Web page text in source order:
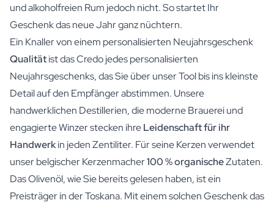
undalkoholfreien Rum jedoch nicht. So startet Ihr
Geschenk das neue Jahr ganz nüchtern.
Ein Knaller von einem personalisierten Neujahrsgeschenk
Qualitätist das Credo jedes personalisierten
Neujahrsgeschenks, das Sie über unser Tool bis ins kleinste
Detail auf den Empfänger abstimmen. Unsere
handwerklichen Destillerien, die moderne Brauerei und
engagierte Winzer stecken ihreLeidenschaft für ihr
Handwerkin jeden Zentiliter. Für seine Kerzen verwendet
unser belgischer Kerzenmacher100 % organischeZutaten.
Das Olivenöl, wie Sie bereits gelesen haben, ist ein
Preisträger in der Toskana. Mit einem solchen Geschenk das